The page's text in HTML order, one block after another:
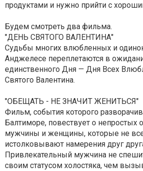
продуктами и нужно прийти с
Будем смотреть два фильма.
"ДЕНЬ СВЯТОГО ВАЛЕНТИНА"
Судьбы многих влюбленных и
Анджелесе переплетаются в
единственного Дня — Дня Всех
Святого Валентина.
"ОБЕЩАТЬ - НЕ ЗНАЧИТ ЖЕНИТЬСЯ"
Фильм, события которого
Балтиморе, повествует о непростых
мужчины и женщины, которые не
истолковывают намерения друг
Привлекательный мужчина не
своим статусом холостяка, чем